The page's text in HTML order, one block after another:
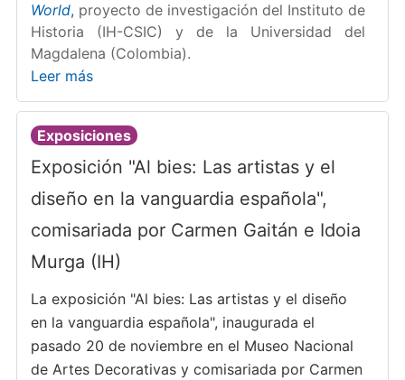
World,proyecto de investigación del Instituto de
Historia (IH-CSIC) y de la Universidad del
Magdalena (Colombia).
Leer más
Exposiciones
Exposición "Al bies: Las artistas y el
diseño en la vanguardia española",
comisariada por Carmen Gaitán e Idoia
Murga (IH)
La exposición "Al bies: Las artistas y el diseño
en la vanguardia española", inaugurada el
pasado 20 de noviembre en el Museo Nacional
de Artes Decorativas y comisariada por Carmen